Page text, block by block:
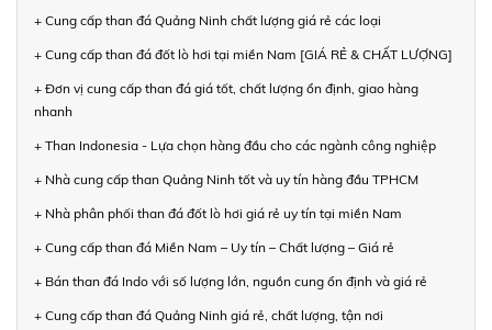
+ Cung cấp than đá Quảng Ninh chất lượng giá rẻ các loại
+ Cung cấp than đá đốt lò hơi tại miền Nam [GIÁ RẺ & CHẤT LƯỢNG]
+ Đơn vị cung cấp than đá giá tốt, chất lượng ổn định, giao hàng
nhanh
+ Than Indonesia - Lựa chọn hàng đầu cho các ngành công nghiệp
+ Nhà cung cấp than Quảng Ninh tốt và uy tín hàng đầu TPHCM
+ Nhà phân phối than đá đốt lò hơi giá rẻ uy tín tại miền Nam
+ Cung cấp than đá Miền Nam – Uy tín – Chất lượng – Giá rẻ
+ Bán than đá Indo với số lượng lớn, nguồn cung ổn định và giá rẻ
+ Cung cấp than đá Quảng Ninh giá rẻ, chất lượng, tận nơi